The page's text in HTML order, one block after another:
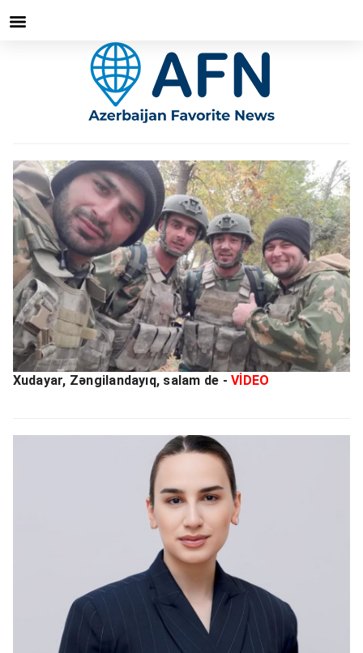
Xudayar, Zəngilandayıq, salam de -VİDEO